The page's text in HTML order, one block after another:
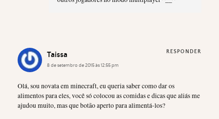
Taissa
8 de setembro de 2015 às 12:55 pm
Olá, sou novata em minecraft, eu queria saber como dar os
alimentos para eles, você só colocou as comidas e dicas que aliás me
ajudou muito, mas que botão aperto para alimentá-los?
RESPONDER